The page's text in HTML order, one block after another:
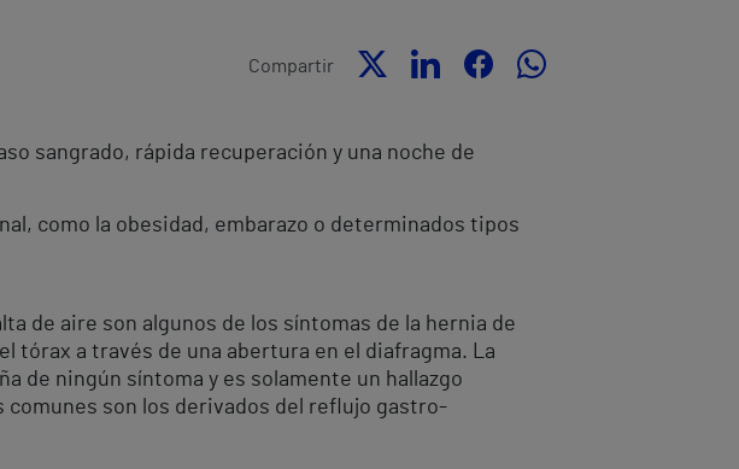
Compartir
sangrado, rápida recuperación y una noche de
como la obesidad, embarazo o determinados tipos
de aire son algunos de los síntomas de la hernia de
tórax a través de una abertura en el diafragma. La
de ningún síntoma y es solamente un hallazgo
son los derivados del reflujo gastro-